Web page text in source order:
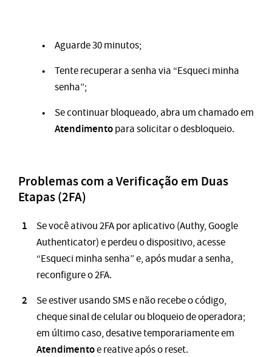
Aguarde 30 minutos;
Tente recuperar a senha via “Esqueci minha
senha”;
Se continuar bloqueado, abra um chamado em
Atendimentopara solicitar o desbloqueio.
Problemas com a Verificação em Duas
Etapas (2FA)
Se você ativou 2FA por aplicativo (Authy, Google
Authenticator) e perdeu o dispositivo, acesse
“Esqueci minha senha” e, após mudar a senha,
reconfigure o 2FA.
Se estiver usando SMS e não recebe o código,
cheque sinal de celular ou bloqueio de operadora;
em último caso, desative temporariamente em
Atendimentoe reative após o reset.